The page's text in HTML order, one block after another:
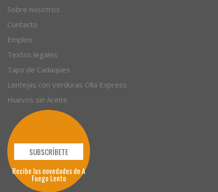
Sobre nosotros
Contacto
Empleo
Textos legales
Taps de Cadaques
Lentejas con Verduras Olla Express
Huevos sin Aceite
SUBSCRÍBETE
Recibe las novedades de A
Fuego Lento